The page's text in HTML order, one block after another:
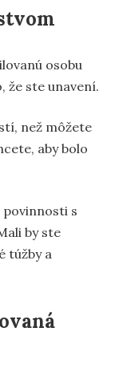
osobu
že ste unavení.
než môžete
aby bolo
povinnosti s
by ste
túžby a